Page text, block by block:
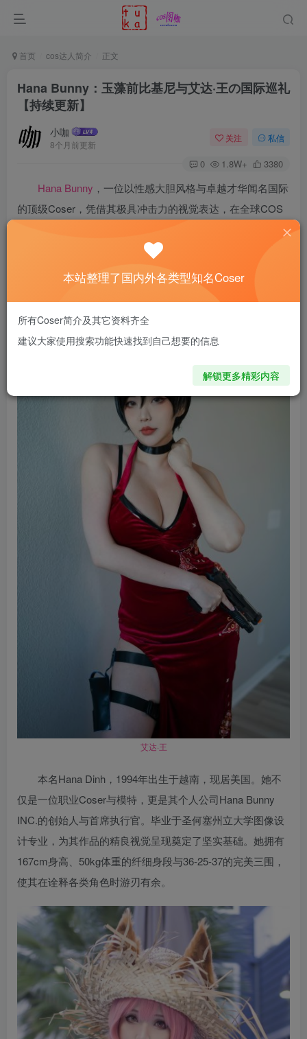
首页 cos达人简介 正文
Hana Bunny：玉藻前比基尼与艾达·王の国际巡礼
【持续更新】
小咖
8个月前更新
关注 私信
0 1.8W+ 3380
Hana Bunny ，一位以性感大胆风格与卓越才华闻名国际
的顶级Coser，凭借其极具冲击力的视觉表达，在全球COS
圈中占据独特地位。作为越南裔美国人，她自2009年起活跃
于越美两地舞台，以其对《海贼王》大和等角色的出色演
绎，赢得了世界范围内粉丝的广泛认可。
Hana Bunny线上看图地址：传送门
艾达·王
本名Hana Dinh，1994年出生于越南，现居美国。她不
仅是一位职业Coser与模特，更是其个人公司Hana Bunny
INC.的创始人与首席执行官。毕业于圣何塞州立大学图像设
计专业，为其作品的精良视觉呈现奠定了坚实基础。她拥有
167cm身高、50kg体重的纤细身段与36-25-37的完美三围，
使其在诠释各类角色时游刃有余。
本站整理了国内外各类型知名Coser
所有Coser简介及其它资料齐全
建议大家使用搜索功能快速找到自己想要的信息
解锁更多精彩内容